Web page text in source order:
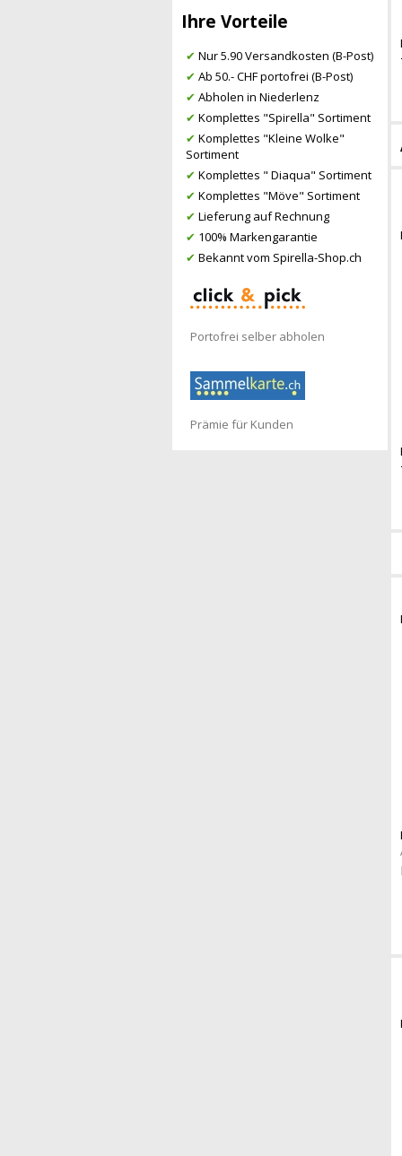
Ihre Vorteile
✔ Nur 5.90 Versandkosten (B-Post)
✔ Ab 50.- CHF portofrei (B-Post)
✔ Abholen in Niederlenz
✔ Komplettes "Spirella" Sortiment
✔ Komplettes "Kleine Wolke"
Sortiment
✔ Komplettes " Diaqua" Sortiment
✔ Komplettes "Möve" Sortiment
✔ Lieferung auf Rechnung
✔ 100% Markengarantie
✔ Bekannt vom Spirella-Shop.ch
Portofrei selber abholen
Prämie für Kunden